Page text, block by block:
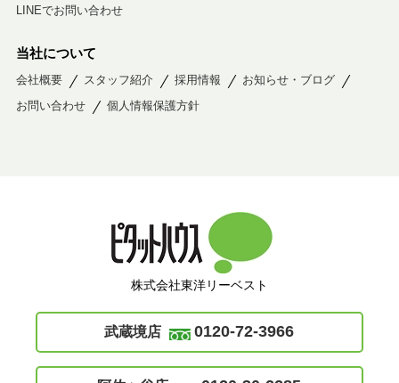
LINEでお問い合わせ
当社について
会社概要 スタッフ紹介 採用情報
お知らせ・ブログ
お問い合わせ
個人情報保護方針
株式会社東洋リーベスト
武蔵境店 0120-72-3966